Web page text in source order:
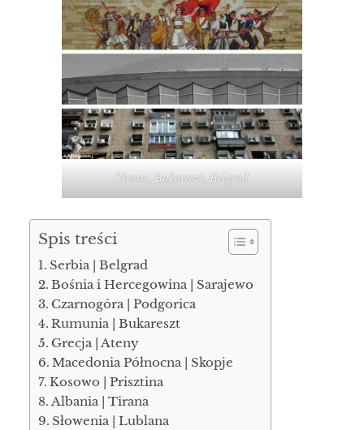
Tirana, Bukareszt, Belgrad
Spis treści
Serbia | Belgrad
Bośnia i Hercegowina | Sarajewo
Czarnogóra | Podgorica
Rumunia | Bukareszt
Grecja | Ateny
Macedonia Północna | Skopje
Kosowo | Prisztina
Albania | Tirana
Słowenia | Lublana